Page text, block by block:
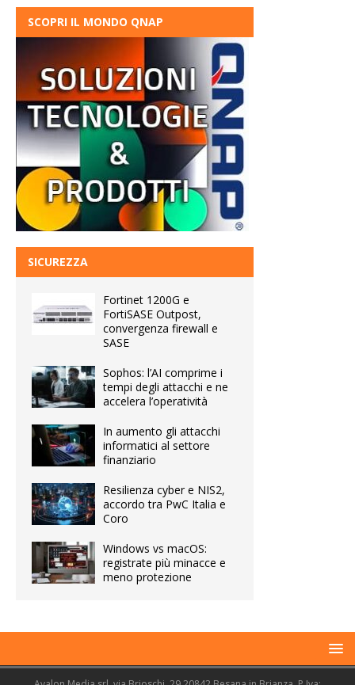
SCOPRI IL MONDO QNAP
SICUREZZA
Fortinet 1200G e
FortiSASE Outpost,
convergenza firewall e
SASE
Sophos: l’AI comprime i
tempi degli attacchi e ne
accelera l’operatività
In aumento gli attacchi
informatici al settore
finanziario
Resilienza cyber e NIS2,
accordo tra PwC Italia e
Coro
Windows vs macOS:
registrate più minacce e
meno protezione